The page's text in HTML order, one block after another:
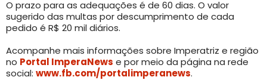
O prazo para as adequações é de 60 dias. O valor
sugerido das multas por descumprimento de cada
pedido é R$ 20 mil diários.
Acompanhe mais informações sobre Imperatriz e região
no Portal ImperaNews e por meio da página na rede
social: www.fb.com/portalimperanews.